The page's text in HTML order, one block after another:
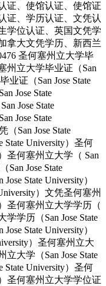
证、使馆认证、使馆证
证、学历认证、文凭认
学位认证、英国文凭学
拿大文凭学历、新西兰
圣何塞州立大学毕
州立大学毕业证（San
业证（San Jose State
Jose State
Jose State
Jose State
San Jose State
State University）圣何
圣何塞州立大学（ San
San Jose State
State University）
）文凭圣何塞州
圣何塞州立大学学历（
学学历（San Jose State
State University）
）圣何塞州立大
立大学（San Jose State
State University）圣何
圣何塞州立大学学位证